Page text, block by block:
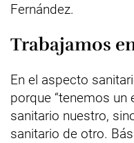
Fernández.
Trabajamos
En el aspecto
porque “tenemos
sanitario nuestro,
sanitario de otro.